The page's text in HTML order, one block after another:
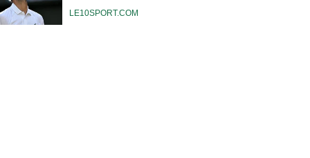
LE10SPORT.COM